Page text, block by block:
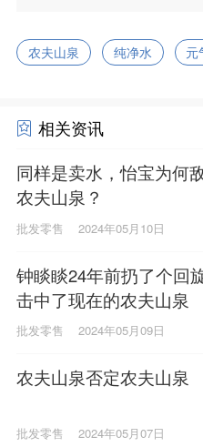
农夫山泉 纯净水 元
相关资讯
同样是卖水，怡宝为何
农夫山泉？
批发零售 2024年05月10日
钟睒睒24年前扔了个回
击中了现在的农夫山泉
批发零售 2024年05月09日
农夫山泉否定农夫山泉
批发零售 2024年05月07日